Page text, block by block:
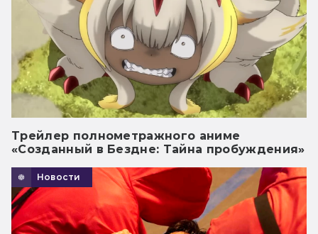
Трейлер полнометражного аниме
«Созданный в Бездне: Тайна пробуждения»
Новости